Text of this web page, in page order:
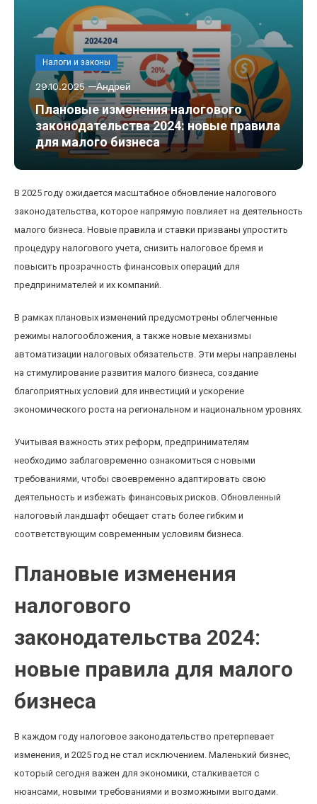
Налоги и законы
29.10.2025 Андрей
Плановые изменения налогового
законодательства 2024: новые правила
для малого бизнеса
В 2025 году ожидается масштабное обновление налогового
законодательства, которое напрямую повлияет на деятельность
малого бизнеса. Новые правила и ставки призваны упростить
процедуру налогового учета, снизить налоговое бремя и
повысить прозрачность финансовых операций для
предпринимателей и их компаний.
В рамках плановых изменений предусмотрены облегченные
режимы налогообложения, а также новые механизмы
автоматизации налоговых обязательств. Эти меры направлены
на стимулирование развития малого бизнеса, создание
благоприятных условий для инвестиций и ускорение
экономического роста на региональном и национальном уровнях.
Учитывая важность этих реформ, предпринимателям
необходимо заблаговременно ознакомиться с новыми
требованиями, чтобы своевременно адаптировать свою
деятельность и избежать финансовых рисков. Обновленный
налоговый ландшафт обещает стать более гибким и
соответствующим современным условиям бизнеса.
Плановые изменения
налогового
законодательства 2024:
новые правила для малого
бизнеса
В каждом году налоговое законодательство претерпевает
изменения, и 2025 год не стал исключением. Маленький бизнес,
который сегодня важен для экономики, сталкивается с
нюансами, новыми требованиями и возможными выгодами.